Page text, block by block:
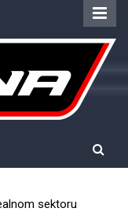
sektoru